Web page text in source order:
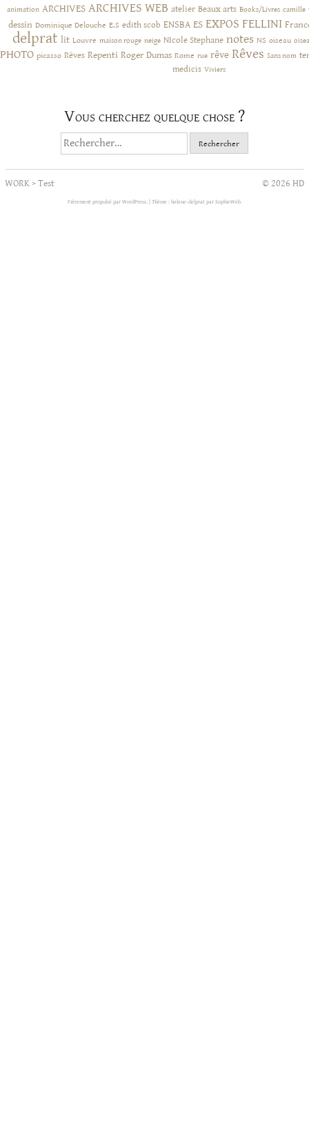
animation ARCHIVES ARCHIVES WEB atelier Beaux arts Books/Livres camille
dessin Dominique Delouche E.S edith scob ENSBA ES EXPOS FELLINI
delprat lit Louvre maison rouge neige NIcole Stephane notes NS oiseau
PHOTO picasso Rêves Repenti Roger Dumas Rome rue rêve Rêves Sans nom
medicis Viviers
Vous cherchez quelque chose ?
Rechercher :
WORK>Test © 2026 HD
Fièrement propulsé par WordPress. Thème : helene-delprat par SophieWeb.